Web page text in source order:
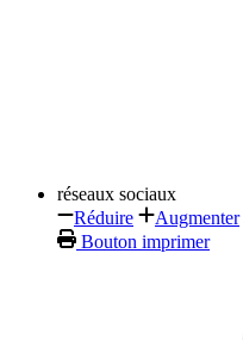
réseaux sociaux
Réduire
Augmenter
Bouton imprimer